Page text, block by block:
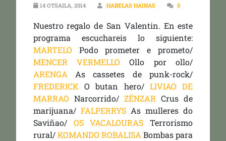
14 OTSAILA, 2014 HABELAS HAINAS 0
Nuestro regalo de San Valentin. En este
programa escuchareis lo siguiente:
MARTELO Podo prometer e prometo/
MENCER VERMELLO Ollo por ollo/
ARENGA As cassetes de punk-rock/
FREDERICK O butan hero/LIVIAO DE
MARRAO Narcorrido/ ZËNZAR Crus de
marijuana/ FALPERRYSAs mulleres do
Saviñao/ OS VACALOURAS Terrorismo
rural/KOMANDO ROBALISA Bombas para